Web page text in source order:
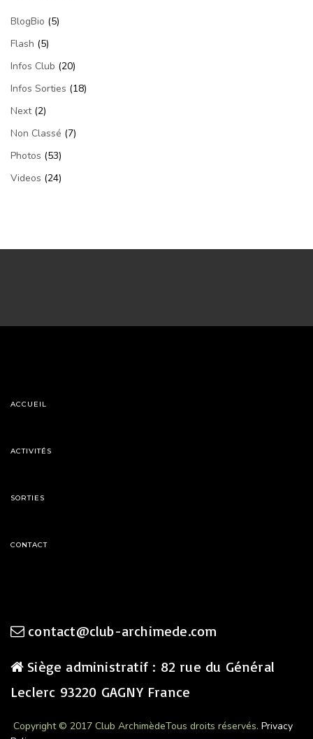
BlogBio (5)
Flash (5)
Infos Club (20)
Infos Sorties (18)
Next(2)
Non Classé (7)
Photos (53)
Videos (24)
ACCUEIL
ACTIVITÉS
SORTIES
CONTACT
contact@club-archimede.com
Siège administratif : 82 rue du Général
Leclerc 93220 GAGNY France
Copyright © 2017 Club ArchimèdeTous droits réservés. Privacy